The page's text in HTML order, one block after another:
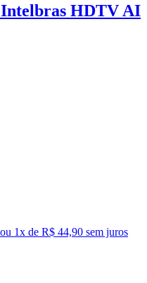
HDTV AI
ou 1x de R$ 44,90 sem juros